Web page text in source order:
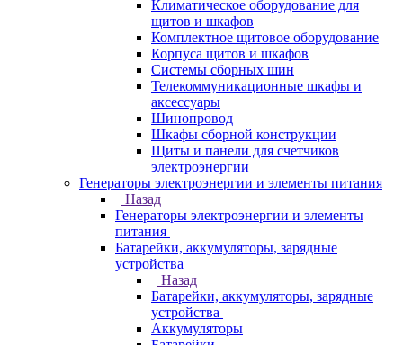
Климатическое оборудование для
щитов и шкафов
Комплектное щитовое оборудование
Корпуса щитов и шкафов
Системы сборных шин
Телекоммуникационные шкафы и
аксессуары
Шинопровод
Шкафы сборной конструкции
Щиты и панели для счетчиков
электроэнергии
Генераторы электроэнергии и элементы питания
Назад
Генераторы электроэнергии и элементы
питания
Батарейки, аккумуляторы, зарядные
устройства
Назад
Батарейки, аккумуляторы, зарядные
устройства
Аккумуляторы